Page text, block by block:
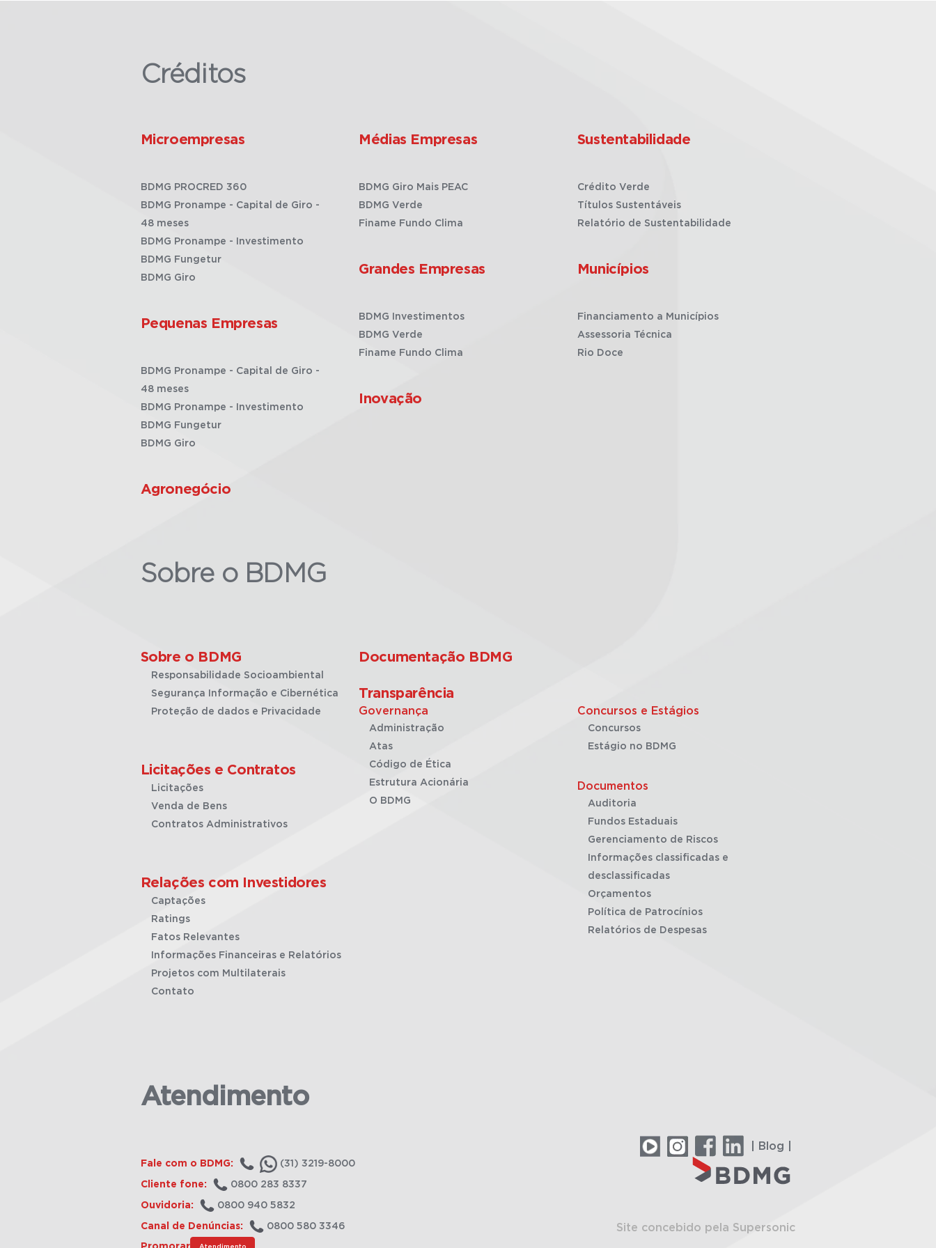
Créditos
Microempresas
BDMG PROCRED 360
BDMG Pronampe - Capital de Giro -
48 meses
BDMG Pronampe - Investimento
BDMG Fungetur
BDMG Giro
Pequenas Empresas
BDMG Pronampe - Capital de Giro -
48 meses
BDMG Pronampe - Investimento
BDMG Fungetur
BDMG Giro
Agronegócio
Médias Empresas
BDMG Giro Mais PEAC
BDMG Verde
Finame Fundo Clima
Grandes Empresas
BDMG Investimentos
BDMG Verde
Finame Fundo Clima
Inovação
Sustentabilidade
Crédito Verde
Títulos Sustentáveis
Relatório de Sustentabilidade
Municípios
Financiamento a Municípios
Assessoria Técnica
Rio Doce
Sobre o BDMG
Sobre o BDMG
Responsabilidade Socioambiental
Segurança Informação e Cibernética
Proteção de dados e Privacidade
Licitações e Contratos
Licitações
Venda de Bens
Contratos Administrativos
Relações com Investidores
Captações
Ratings
Fatos Relevantes
Informações Financeiras e Relatórios
Projetos com Multilaterais
Contato
Documentação BDMG
Transparência
Governança
Administração
Atas
Código de Ética
Estrutura Acionária
O BDMG
Concursos e Estágios
Concursos
Estágio no BDMG
Documentos
Auditoria
Fundos Estaduais
Gerenciamento de Riscos
Informações classificadas e
desclassificadas
Orçamentos
Política de Patrocínios
Relatórios de Despesas
Atendimento
Fale com o BDMG: (31) 3219-8000
Cliente fone: 0800 283 8337
Ouvidoria: 0800 940 5832
Canal de Denúncias: 0800 580 3346
Atendimento
| Blog |
Site concebido pela Supersonic